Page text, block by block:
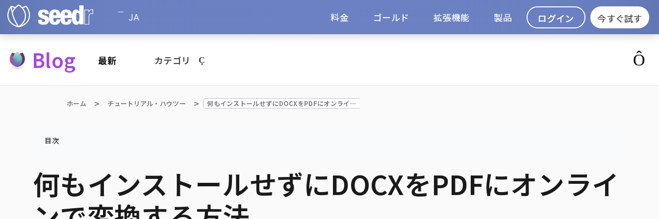
JA 料金 ゴールド 拡張機能 製品 ログイン 今すぐ試す
Blog 最新 カテゴリ
ホーム チュートリアル・ハウツー 何もインストールせずにDOCXをPDFにオンラインで変換する方法
目次
何もインストールせずにDOCXをPDFにオンライ